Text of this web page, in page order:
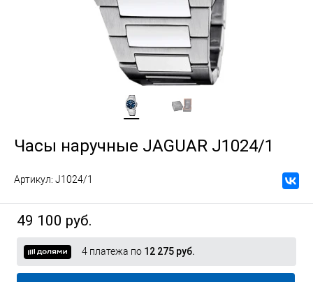
Часы наручные JAGUAR J1024/1
Артикул: J1024/1
49 100 руб.
4 платежа по 12 275 руб.